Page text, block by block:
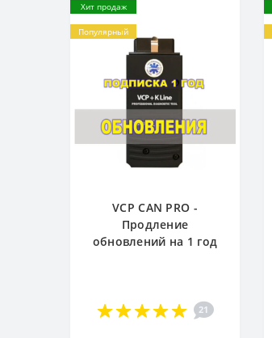
Хит продаж
Популярный
VCP CAN PRO -
Продление
обновлений на 1 год
21